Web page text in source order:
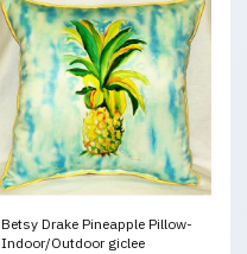
Betsy Drake Pineapple Pillow-
Indoor/Outdoor giclee